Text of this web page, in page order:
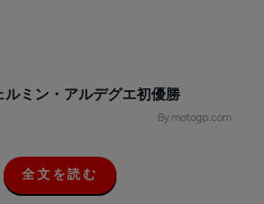
ルミン・アルデグエ初優勝
By motogp.com
全
文
全文を読む